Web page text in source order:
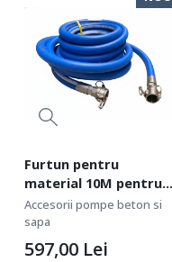
Furtun pentru
material 10M pentru
CNO-MFS12 si CNO-
MFS15 - CNO-MFS-
10MF
Accesorii pompe beton si
sapa
597,00 Lei